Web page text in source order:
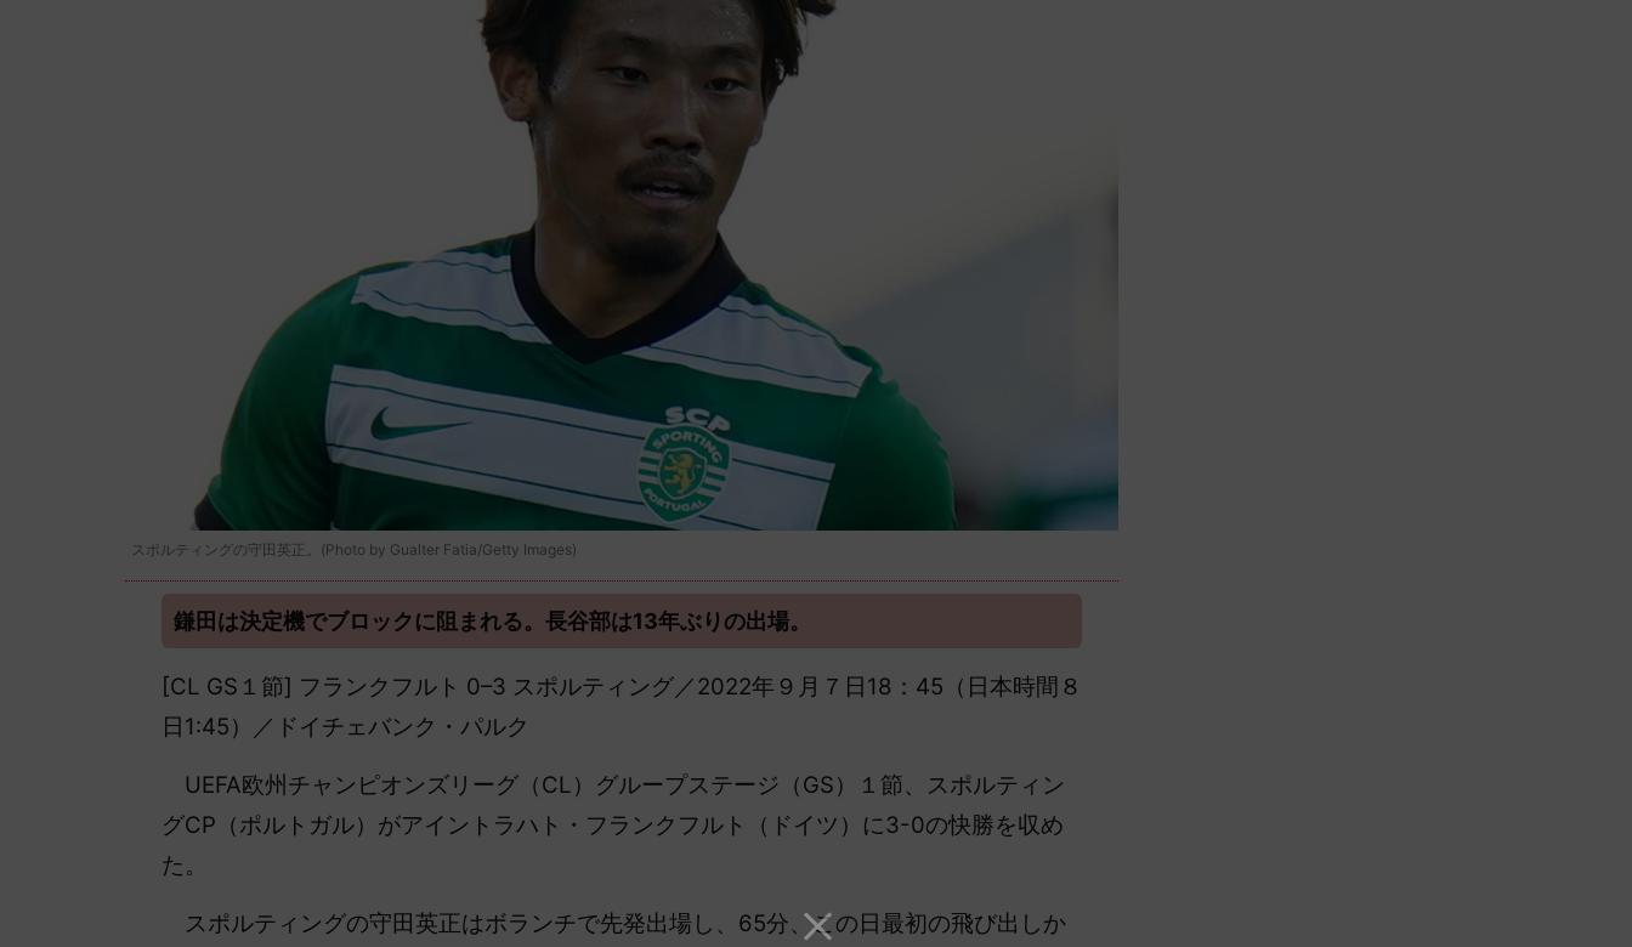
スポルティングの守田英正。(Photo by Gualter Fatia/Getty Images)
鎌田は決定機でブロックに阻まれる。長谷部は13年ぶりの出場。
[CL GS１節] フランクフルト 0–3 スポルティング／2022年９月７日18：45（日本時間８
日1:45）／ドイチェバンク・パルク
UEFA欧州チャンピオンズリーグ（CL）グループステージ（GS）１節、スポルティン
グCP（ポルトガル）がアイントラハト・フランクフルト（ドイツ）に3-0の快勝を収め
た。
スポルティングの守田英正はボランチで先発出場し、65分、この日最初の飛び出しか